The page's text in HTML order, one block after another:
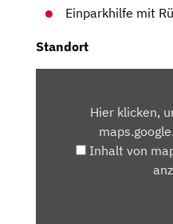
Einparkhilfe mit
Standort
MAPS.GOOGLE.DE
Hier klicken,
Inhalt von